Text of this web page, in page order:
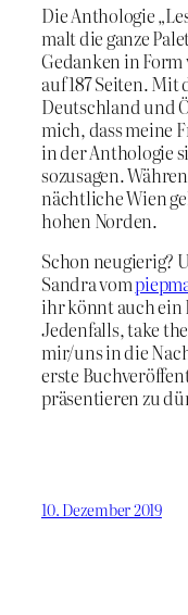
Die Anthologie
malt die ganze
Gedanken in
auf 187 Seiten.
Deutschland und
mich, dass meine
in der Anthologie
sozusagen.
nächtliche Wien
hohen Norden.
Schon neugierig?
Sandra vom
ihr könnt auch ein
Jedenfalls, take
mir/uns in die
erste
präsentieren zu
10. Dezember 2019